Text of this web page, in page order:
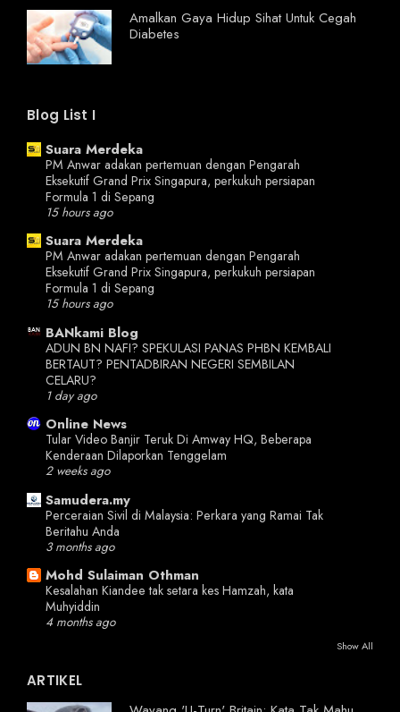
Amalkan Gaya Hidup Sihat Untuk Cegah
Diabetes
Blog List I
Suara Merdeka
PM Anwar adakan pertemuan dengan Pengarah
Eksekutif Grand Prix Singapura, perkukuh persiapan
Formula 1 di Sepang
15 hours ago
Suara Merdeka
PM Anwar adakan pertemuan dengan Pengarah
Eksekutif Grand Prix Singapura, perkukuh persiapan
Formula 1 di Sepang
15 hours ago
BANkami Blog
ADUN BN NAFI? SPEKULASI PANAS PHBN KEMBALI
BERTAUT? PENTADBIRAN NEGERI SEMBILAN
CELARU?
1 day ago
Online News
Tular Video Banjir Teruk Di Amway HQ, Beberapa
Kenderaan Dilaporkan Tenggelam
2 weeks ago
Samudera.my
Perceraian Sivil di Malaysia: Perkara yang Ramai Tak
Beritahu Anda
3 months ago
Mohd Sulaiman Othman
Kesalahan Kiandee tak setara kes Hamzah, kata
Muhyiddin
4 months ago
Show All
ARTIKEL